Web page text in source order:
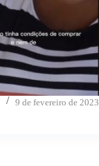
9 de fevereiro de 2023